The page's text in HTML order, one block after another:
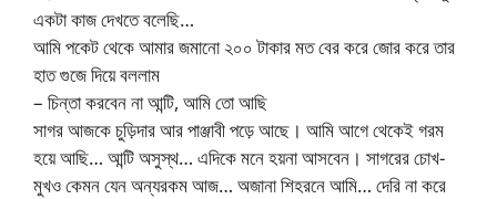
একটা কাজ দেখতে বলেছি…
আমি পকেট থেকে আমার জমানো ২০০ টাকার মত বের করে জোর করে তার
হাত গুজে দিয়ে বললাম
– চিন্তা করবেন না আন্টি, আমি তো আছি
সাগর আজকে চুড়িদার আর পাঞ্জাবী পড়ে আছে। আমি আগে থেকেই গরম
হয়ে আছি… আন্টি অসুস্থ… এদিকে মনে হয়না আসবেন। সাগরের চোখ-
মুখও কেমন যেন অন্যরকম আজ… অজানা শিহরনে আমি… দেরি না করে